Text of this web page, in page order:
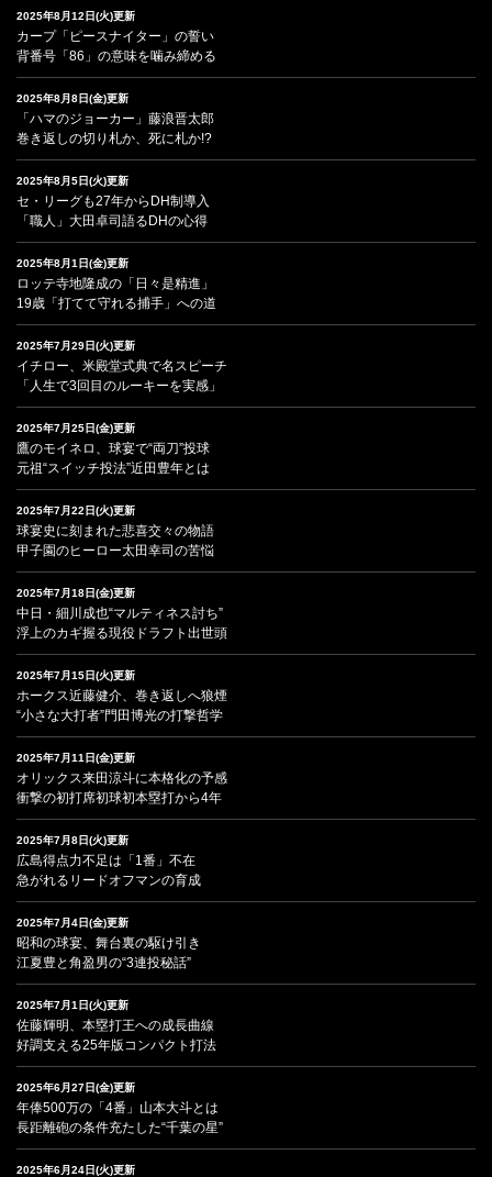
2025年8月12日(火)更新
カープ「ピースナイター」の誓い
背番号「86」の意味を噛み締める
2025年8月8日(金)更新
「ハマのジョーカー」藤浪晋太郎
巻き返しの切り札か、死に札か!?
2025年8月5日(火)更新
セ・リーグも27年からDH制導入
「職人」大田卓司語るDHの心得
2025年8月1日(金)更新
ロッテ寺地隆成の「日々是精進」
19歳「打てて守れる捕手」への道
2025年7月29日(火)更新
イチロー、米殿堂式典で名スピーチ
「人生で3回目のルーキーを実感」
2025年7月25日(金)更新
鷹のモイネロ、球宴で“両刀”投球
元祖“スイッチ投法”近田豊年とは
2025年7月22日(火)更新
球宴史に刻まれた悲喜交々の物語
甲子園のヒーロー太田幸司の苦悩
2025年7月18日(金)更新
中日・細川成也“マルティネス討ち”
浮上のカギ握る現役ドラフト出世頭
2025年7月15日(火)更新
ホークス近藤健介、巻き返しへ狼煙
“小さな大打者”門田博光の打撃哲学
2025年7月11日(金)更新
オリックス来田涼斗に本格化の予感
衝撃の初打席初球初本塁打から4年
2025年7月8日(火)更新
広島得点力不足は「1番」不在
急がれるリードオフマンの育成
2025年7月4日(金)更新
昭和の球宴、舞台裏の駆け引き
江夏豊と角盈男の“3連投秘話”
2025年7月1日(火)更新
佐藤輝明、本塁打王への成長曲線
好調支える25年版コンパクト打法
2025年6月27日(金)更新
年俸500万の「4番」山本大斗とは
長距離砲の条件充たした“千葉の星”
2025年6月24日(火)更新